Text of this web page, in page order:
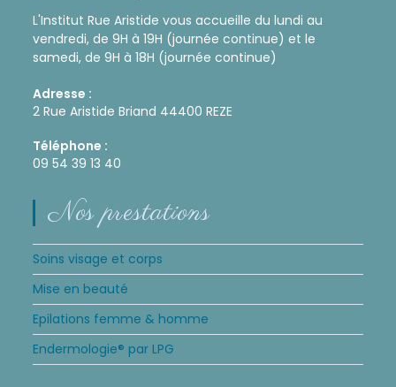
L'Institut Rue Aristide vous accueille du lundi au
vendredi, de 9H à 19H (journée continue) et le
samedi, de 9H à 18H (journée continue)
Adresse :
2 Rue Aristide Briand 44400 REZE
Téléphone :
09 54 39 13 40
Nos prestations
Soins visage et corps
Mise en beauté
Epilations femme & homme
Endermologie® par LPG